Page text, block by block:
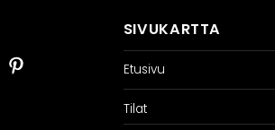
SIVUKARTTA
Etusivu
Tilat